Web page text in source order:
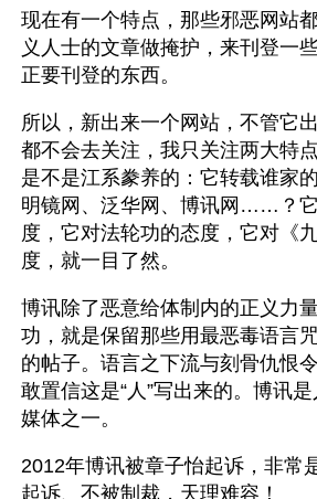
现在有一个特点，那些邪恶网站
义人士的文章做掩护，来刊登一
正要刊登的东西。
所以，新出来一个网站，不管它
都不会去关注，我只关注两大特
是不是江系豢养的：它转载谁家
明镜网、泛华网、博讯网……？
度，它对法轮功的态度，它对《
度，就一目了然。
博讯除了恶意给体制内的正义力
功，就是保留那些用最恶毒语言
的帖子。语言之下流与刻骨仇恨
敢置信这是“人”写出来的。博讯
媒体之一。
2012年博讯被章子怡起诉，非常
起诉、不被制裁，天理难容！